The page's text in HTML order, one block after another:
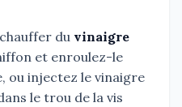
du vinaigre
et enroulez-le
ou injectez le vinaigre
le trou de la vis